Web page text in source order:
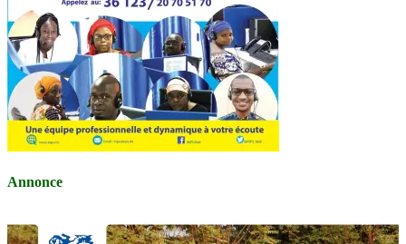
Annonce